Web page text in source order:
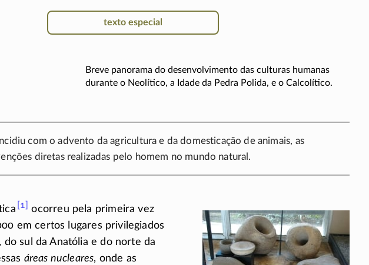
texto especial
Breve panorama do desenvolvimento das culturas humanas
durante o Neolítico, a Idade da Pedra Polida, e o Calcolítico.
com o advento da agricultura e da domesticação de animais, as
diretas realizadas pelo homem no mundo natural.
[1]
ocorreu pela primeira vez
em certos lugares privilegiados
, do sul da Anatólia e do norte da
áreas nucleares, onde as